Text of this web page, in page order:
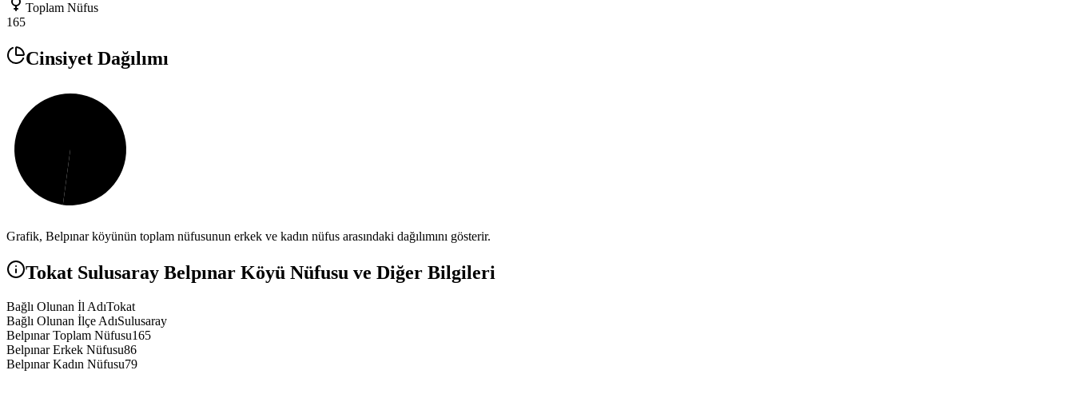
Toplam Nüfus
165
Cinsiyet Dağılımı
Grafik, Belpınarköyünün toplam nüfusunun erkek ve kadın nüfus arasındaki dağılımını gösterir.
Tokat Sulusaray Belpınar Köyü Nüfusu ve Diğer Bilgileri
Bağlı Olunan İl AdıTokat
Bağlı Olunan İlçe AdıSulusaray
Belpınar Toplam Nüfusu165
Belpınar Erkek Nüfusu86
Belpınar Kadın Nüfusu79